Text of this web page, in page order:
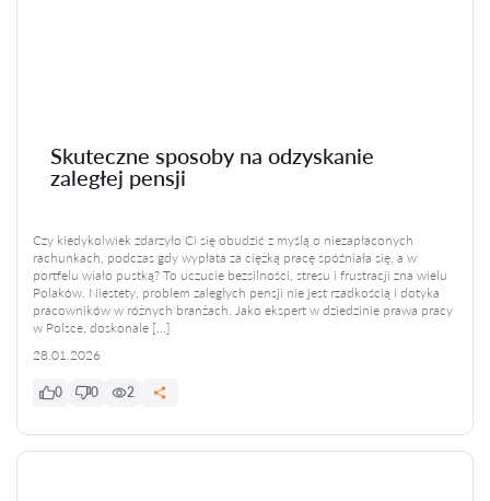
Skuteczne sposoby na odzyskanie
zaległej pensji
Czy kiedykolwiek zdarzyło Ci się obudzić z myślą o niezapłaconych
rachunkach, podczas gdy wypłata za ciężką pracę spóźniała się, a w
portfelu wiało pustką? To uczucie bezsilności, stresu i frustracji zna wielu
Polaków. Niestety, problem zaległych pensji nie jest rzadkością i dotyka
pracowników w różnych branżach. Jako ekspert w dziedzinie prawa pracy
w Polsce, doskonale […]
28.01.2026
0 0 2